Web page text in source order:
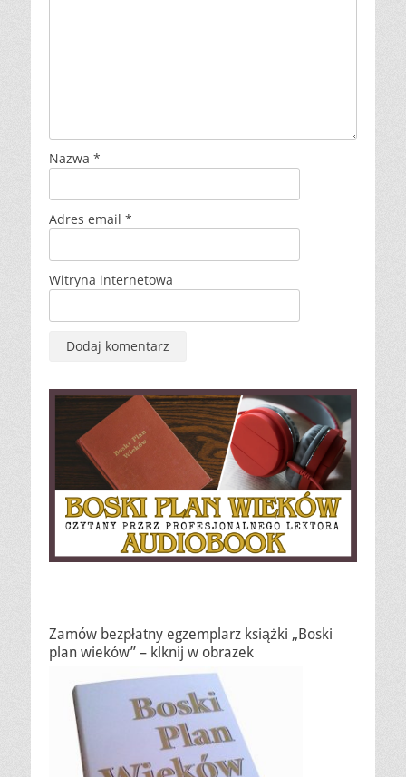
Nazwa *
Adres email *
Witryna internetowa
Zamów bezpłatny egzemplarz książki „Boski
plan wieków” – klknij w obrazek